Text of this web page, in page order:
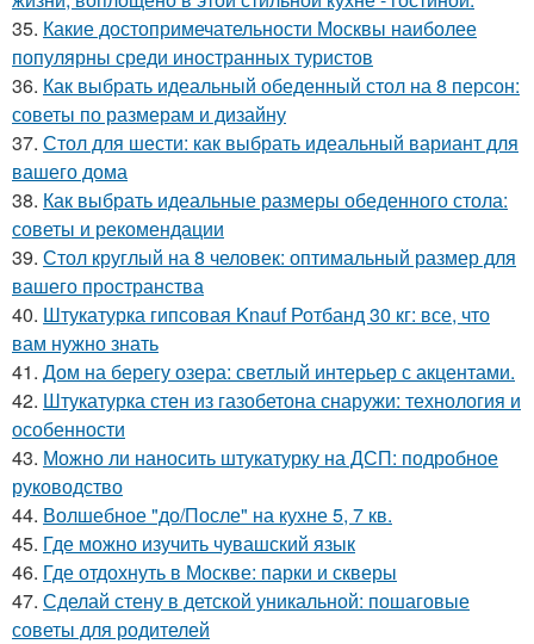
35. Какие достопримечательности Москвы наиболее
популярны среди иностранных туристов
36. Как выбрать идеальный обеденный стол на 8 персон:
советы по размерам и дизайну
37. Стол для шести: как выбрать идеальный вариант для
вашего дома
38. Как выбрать идеальные размеры обеденного стола:
советы и рекомендации
39. Стол круглый на 8 человек: оптимальный размер для
вашего пространства
40. Штукатурка гипсовая Knauf Ротбанд 30 кг: все, что
вам нужно знать
41. Дом на берегу озера: светлый интерьер с акцентами.
42. Штукатурка стен из газобетона снаружи: технология и
особенности
43. Можно ли наносить штукатурку на ДСП: подробное
руководство
44. Волшебное "до/После" на кухне 5, 7 кв.
45. Где можно изучить чувашский язык
46. Где отдохнуть в Москве: парки и скверы
47. Сделай стену в детской уникальной: пошаговые
советы для родителей